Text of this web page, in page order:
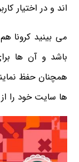
اند و در اختیار
می بینید کرونا
باشد و آن ها
همچنان حفظ
ها سایت خود را